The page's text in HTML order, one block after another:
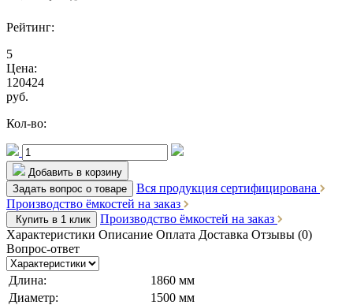
Рейтинг:
5
Цена:
120424
руб.
Кол-во:
Добавить в корзину
Задать вопрос о товаре
Вся продукция сертифицирована
Производство ёмкостей на заказ
Купить в 1 клик
Производство ёмкостей на заказ
Характеристики Описание Оплата Доставка Отзывы (0)
Вопрос-ответ
Длина:
1860 мм
Диаметр:
1500 мм